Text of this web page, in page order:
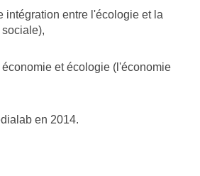
intégration entre l'écologie et la
économie et écologie (l'économie
en 2014.